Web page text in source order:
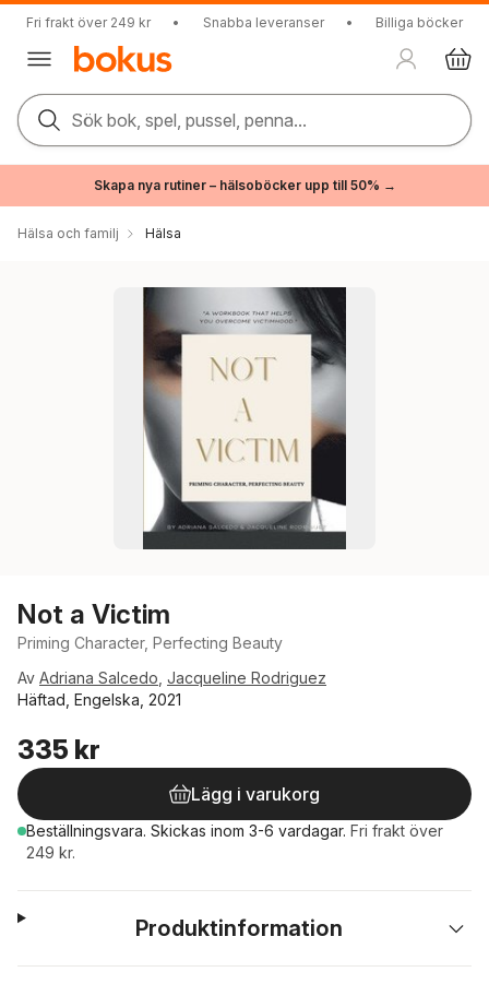
Fri frakt över 249 kr • Snabba leveranser • Billiga böcker
Sök bok, spel, pussel, penna...
Skapa nya rutiner – hälsoböcker upp till 50% →
Hälsa och familj Hälsa
Not a Victim
Priming Character, Perfecting Beauty
Av Adriana Salcedo Jacqueline Rodriguez
Häftad, Engelska, 2021
335 kr
Lägg i varukorg
Beställningsvara. Skickas inom 3-6 vardagar. Fri frakt över
249 kr.
Produktinformation